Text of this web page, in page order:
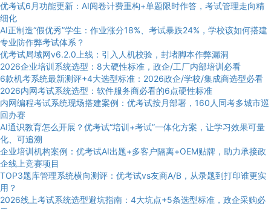
优考试6月功能更新：AI阅卷计费重构+单题限时作答，考试管理走向精
细化
AI正制造“假优秀”学生：作业涨分18%、考试暴跌24%，学校该如何搭建
专业防作弊考试体系？
优考试局域网v6.2.0上线：引入人机校验，封堵脚本作弊漏洞
2026企业培训系统选型：8大硬性标准，政企/工厂内部培训必看
6款机考系统最新测评+4大选型标准：2026政企/学校/集成商选型必看
2026内网考试系统选型：软件服务商必看的6点硬性标准
内网编程考试系统现场搭建案例：优考试按月部署，160人同考多城市巡
回办赛
AI通识教育怎么开展？优考试“培训+考试”一体化方案，让学习效果可量
化、可追溯
企业培训机构案例：优考试AI出题+多客户隔离+OEM贴牌，助力承接政
企线上竞赛项目
TOP3题库管理系统横向测评：优考试vs友商A/B，从录题到打印谁更实
用？
2026线上考试系统选型避坑指南：4大坑点+5条选型标准，政企采购必